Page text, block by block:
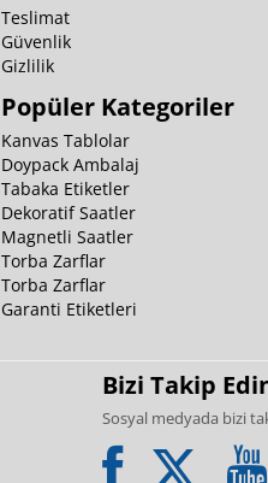
Teslimat
Güvenlik
Gizlilik
Popüler Kategoriler
Kanvas Tablolar
Doypack Ambalaj
Tabaka Etiketler
Dekoratif Saatler
Magnetli Saatler
Torba Zarflar
Torba Zarflar
Garanti Etiketleri
Bizi Takip
Sosyal medyada bizi